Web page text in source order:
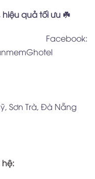
hiệu quả tối ưu ☘️
Sơn Trà, Đà Nẵng
hệ: